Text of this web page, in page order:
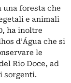
una foresta che
e animali
ha inoltre
d’Água che si
le
Rio Doce, ad
sorgenti.